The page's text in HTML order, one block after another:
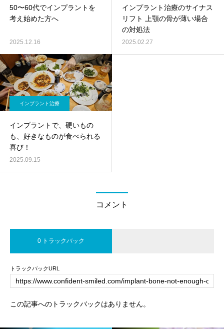
50〜60代でインプラントを
考え始めた方へ
2025.12.16
インプラント治療のサイナス
リフト 上顎の骨が薄い場合
の対処法
2025.02.27
インプラント治療
インプラントで、硬いもの
も、好きなものが食べられる
喜び！
2025.09.15
コメント
0 トラックバック
トラックバックURL
この記事へのトラックバックはありません。